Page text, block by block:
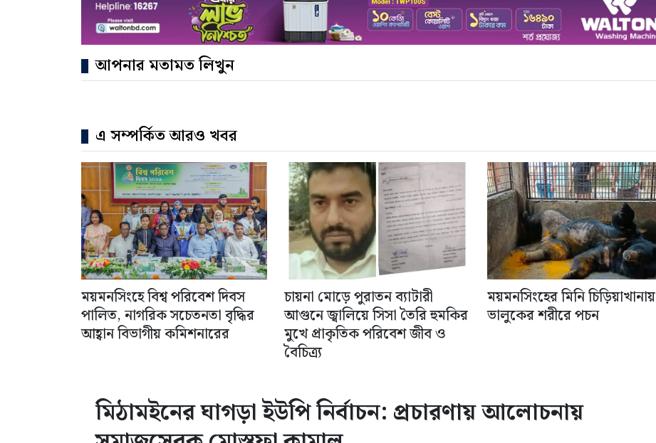
আপনার মতামত লিখুন
এ সম্পর্কিত আরও খবর
ময়মনসিংহে বিশ্ব পরিবেশ দিবস
পালিত, নাগরিক সচেতনতা বৃদ্ধির
আহ্বান বিভাগীয় কমিশনারের
চায়না মোড়ে পুরাতন ব্যাটারী
আগুনে জ্বালিয়ে সিসা তৈরি হুমকির
মুখে প্রাকৃতিক পরিবেশ জীব ও
বৈচিত্র্য
ময়মনসিংহের মিনি চিড়িয়াখানায়
ভালুকের শরীরে পচন
মিঠামইনের ঘাগড়া ইউপি নির্বাচন: প্রচারণায় আলোচনায়